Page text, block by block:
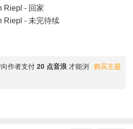
Riepl - 回家
Riepl - 未完待续
购买主题
作者支付 20 点音浪 才能浏